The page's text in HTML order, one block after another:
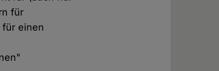
für
einen